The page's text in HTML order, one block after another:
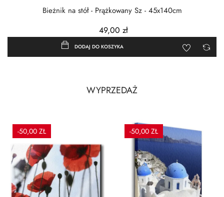
Bieżnik na stół - Prążkowany Sz - 45x140cm
49,00 zł
DODAJ DO KOSZYKA
WYPRZEDAŻ
-50,00 ZŁ -50,00 ZŁ